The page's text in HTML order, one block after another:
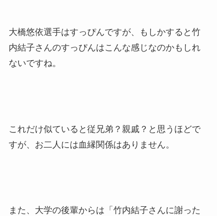
大橋悠依選手はすっぴんですが、もしかすると竹
内結子さんのすっぴんはこんな感じなのかもしれ
ないですね。
これだけ似ていると従兄弟？親戚？と思うほどで
すが、お二人には血縁関係はありません。
また、大学の後輩からは「竹内結子さんに謝った